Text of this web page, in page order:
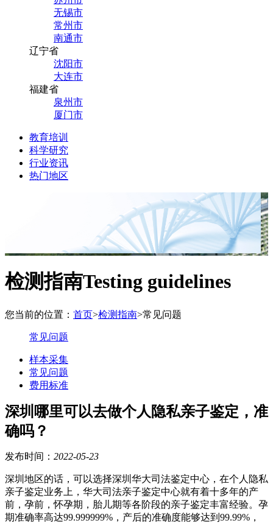
无锡市
常州市
南通市
辽宁省
沈阳市
大连市
福建省
泉州市
厦门市
教育培训
科学研究
行业资讯
热门地区
检测指南Testing guidelines
您当前的位置： 首页>检测指南>常见问题
常见问题
样本采集
常见问题
费用标准
深圳哪里可以去做个人隐私亲子鉴定，准
确吗？
发布时间： 2022-05-23
深圳地区的话，可以选择深圳华大司法鉴定中心， 在个人隐私
亲子鉴定业务上，华大司法亲子鉴定中心就有着十多年的产
前，孕前，怀孕期，胎儿期等各阶段的亲子鉴定丰富经验。孕
期准确率高达99.999999%，产后的准确度能够达到99.99%，